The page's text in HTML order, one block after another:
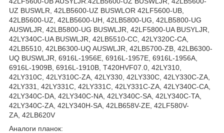
UZ BUSWLR, 42LB5600-UZ BUSWLOR 42LF5600-UB,
42LB5600-UZ, 42LB5600-UH, 42LB5800-UG, 42LB5800-UG
AUSWLJR, 42LB5800-UG BUSWLJR, 42LF5800-UA BUSYLJR,
42LY340C-UA BUSWLJR, 42LB5510-CC, 42LY320C-CA,
42LB5510, 42LB6300-UQ AUSWLJR, 42LB5700-ZB, 42LB6300-
UQ BUSWLJR, 6916L-1956E, 6916L-1957E, 6916L-1956A,
6916L-1909B, 6916L-1910B, T420HVF07.0, 42LY310,
42LY310C, 42LY310C-ZA, 42LY330, 42LY330C, 42LY330C-ZA,
42LY331, 42LY331C, 42LY331C, 42LY331C-ZA, 42LY340C-CA,
42LY340C-DA, 42LY340C-NA, 42LY340C-SA, 42LY340C-TA,
42LY340C-ZA, 42LY340H-SA, 42LB658V-ZE, 42LF580V-
ZA, 42LB620V
Аналоги планок: